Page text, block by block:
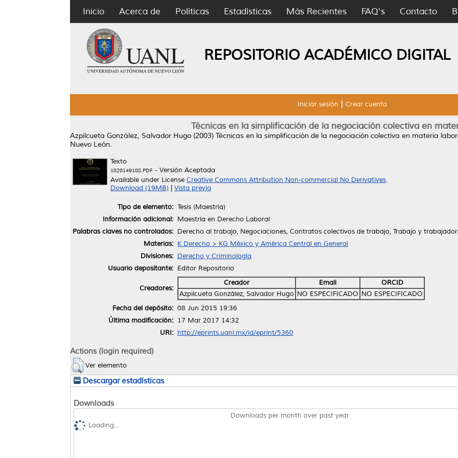
Inicio Acerca de Políticas Estadísticas Más Recientes FAQ's Contacto
REPOSITORIO ACADÉMICO DIGITAL
Iniciar sesión Crear cuenta
Técnicas en la simplificación de la negociación colectiva en
Azpilcueta González, Salvador Hugo (2003) Técnicas en la simplificación de la negociación colectiva en materia
Nuevo León.
Texto
1020149188.PDF - Versión Aceptada
Available under License Creative Commons Attribution Non-commercial No Derivatives.
Download (19MB)
Vista previa
Tipo de elemento: Tesis (Maestría)
Información adicional: Maestría en Derecho Laboral
Palabras claves no controlados: Derecho al trabajo, Negociaciones, Contratos colectivos de trabajo, Trabajo y
Materias: K Derecho > KG México y América Central en General
Divisiones: Derecho y Criminología
Usuario depositante: Editor Repositorio
Creadores:
Creador Email
ORCID
Azpilcueta González, Salvador Hugo NO ESPECIFICADO NO ESPECIFICADO
Fecha del depósito: 08 Jun 2015 19:36
Última modificación: 17 Mar 2017 14:32
URI: http://eprints.uanl.mx/id/eprint/5360
Actions (login required)
Ver elemento
Descargar estadísticas
Downloads
Downloads per month over past year
Loading...